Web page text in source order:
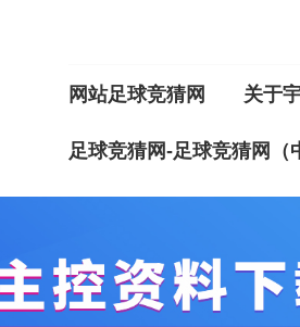
网站足球竞猜网 关于
足球竞猜网-足球竞猜网（